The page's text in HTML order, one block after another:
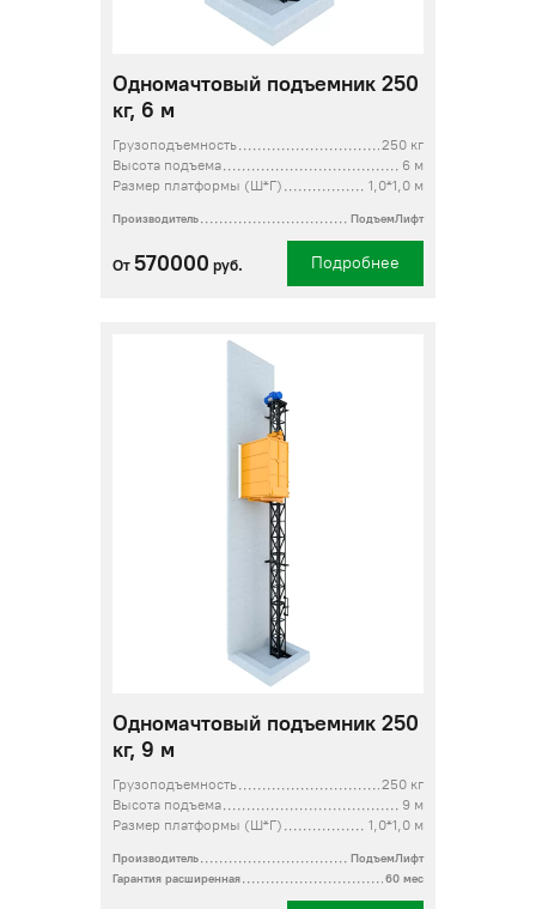
Одномачтовый подъемник 250
кг, 6 м
Грузоподъемность
250 кг
Высота подъема
6 м
Размер платформы (Ш*Г)
1,0*1,0 м
Производитель ПодъемЛифт
От 570000 руб. Подробнее
Одномачтовый подъемник 250
кг, 9 м
Грузоподъемность
250 кг
Высота подъема
9 м
Размер платформы (Ш*Г)
1,0*1,0 м
Производитель
ПодъемЛифт
Гарантия расширенная
60 мес